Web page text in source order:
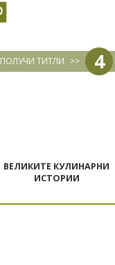
ПОЛУЧИ ТИТЛИ >> 4
ВЕЛИКИТЕ КУЛИНАРНИ
ИСТОРИИ